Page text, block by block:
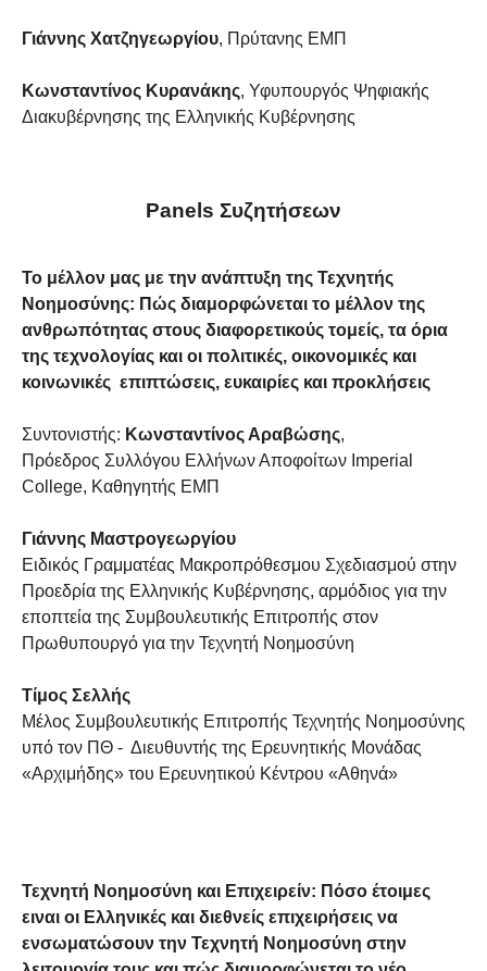
Γιάννης Χατζηγεωργίου, Πρύτανης ΕΜΠ
Κωνσταντίνος Κυρανάκης, Υφυπουργός Ψηφιακής
Διακυβέρνησης της Ελληνικής Κυβέρνησης
Panels Συζητήσεων
Το μέλλον μας με την ανάπτυξη της Τεχνητής
Νοημοσύνης: Πώς διαμορφώνεται το μέλλον της
ανθρωπότητας στους διαφορετικούς τομείς, τα όρια
της τεχνολογίας και οι πολιτικές, οικονομικές και
κοινωνικές επιπτώσεις, ευκαιρίες και προκλήσεις
Συντονιστής: Κωνσταντίνος Αραβώσης,
Πρόεδρος Συλλόγου Ελλήνων Αποφοίτων Imperial
College, Καθηγητής ΕΜΠ
Γιάννης Μαστρογεωργίου
Ειδικός Γραμματέας Μακροπρόθεσμου Σχεδιασμού στην
Προεδρία της Ελληνικής Κυβέρνησης, αρμόδιος για την
εποπτεία της Συμβουλευτικής Επιτροπής στον
Πρωθυπουργό για την Τεχνητή Νοημοσύνη
Τίμος Σελλής
Μέλος Συμβουλευτικής Επιτροπής Τεχνητής Νοημοσύνης
υπό τον ΠΘ - Διευθυντής της Ερευνητικής Μονάδας
«Αρχιμήδης» του Ερευνητικού Κέντρου «Αθηνά»
Τεχνητή Νοημοσύνη και Επιχειρείν: Πόσο έτοιμες
ειναι οι Ελληνικές και διεθνείς επιχειρήσεις να
ενσωματώσουν την Τεχνητή Νοημοσύνη στην